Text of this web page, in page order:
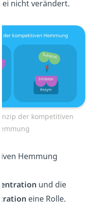
nicht verändert.
der kompetitiven
Hemmung
Hemmung
und die
eine Rolle.